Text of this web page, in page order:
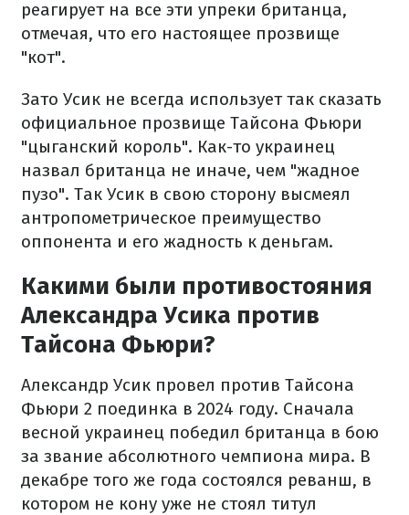
реагирует на все эти упреки британца,
отмечая, что его настоящее прозвище
"кот".
Зато Усик не всегда использует так сказать
официальное прозвище Тайсона Фьюри
"цыганский король". Как-то украинец
назвал британца не иначе, чем "жадное
пузо". Так Усик в свою сторону высмеял
антропометрическое преимущество
оппонента и его жадность к деньгам.
Какими были противостояния
Александра Усика против
Тайсона Фьюри?
Александр Усик провел против Тайсона
Фьюри 2 поединка в 2024 году. Сначала
весной украинец победил британца в бою
за звание абсолютного чемпиона мира. В
декабре того же года состоялся реванш, в
котором не кону уже не стоял титул